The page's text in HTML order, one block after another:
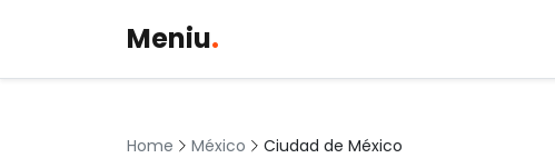
Meniu.
Home México Ciudad de México